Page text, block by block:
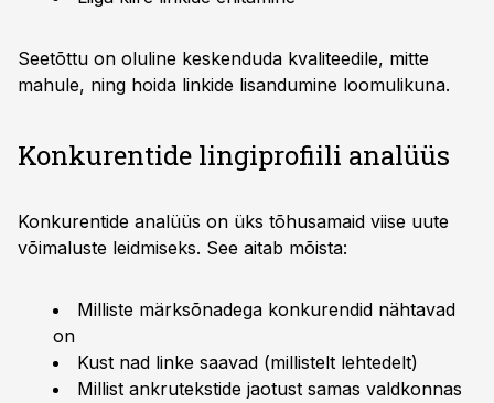
Seetõttu on oluline keskenduda kvaliteedile, mitte
mahule, ning hoida linkide lisandumine loomulikuna.
Konkurentide lingiprofiili analüüs
Konkurentide analüüs on üks tõhusamaid viise uute
võimaluste leidmiseks. See aitab mõista:
Milliste märksõnadega konkurendid nähtavad
on
Kust nad linke saavad (millistelt lehtedelt)
Millist ankrutekstide jaotust samas valdkonnas